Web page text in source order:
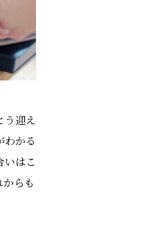
う迎え
わかる
いはこ
らも